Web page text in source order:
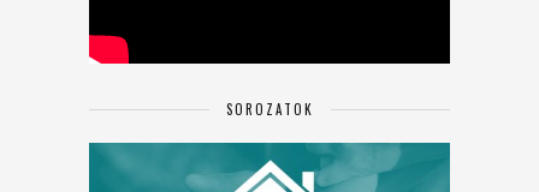
SOROZATOK